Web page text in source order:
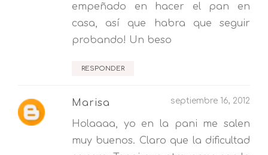
empeñado en hacer el pan en
casa, así que habra que seguir
probando! Un beso
RESPONDER
Marisa septiembre 16, 2012
Holaaaa, yo en la pani me salen
muy buenos. Claro que la dificultad